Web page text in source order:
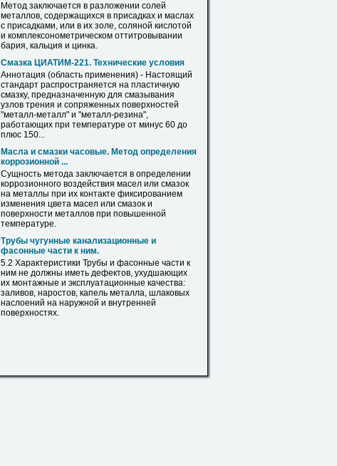
Метод заключается в разложении солей
металлов, содержащихся в присадках и маслах
с присадками, или в их золе, соляной кислотой
и комплексонометрическом оттитровывании
бария, кальция и цинка.
Смазка ЦИАТИМ-221. Технические условия
Аннотация (область применения) - Настоящий
стандарт распространяется на пластичную
смазку, предназначенную для смазывания
узлов трения и сопряженных поверхностей
"металл-металл" и "металл-резина",
работающих при температуре от минус 60 до
плюс 150...
Масла и смазки часовые. Метод определения
коррозионной ...
Сущность метода заключается в определении
коррозионного воздействия масел или смазок
на металлы при их контакте фиксированием
изменения цвета масел или смазок и
поверхности металлов при повышенной
температуре.
Трубы чугунные канализационные и
фасонные части к ним.
5.2 Характеристики Трубы и фасонные части к
ним не должны иметь дефектов, ухудшающих
их монтажные и эксплуатационные качества:
заливов, наростов, капель металла, шлаковых
наслоений на наружной и внутренней
поверхностях.